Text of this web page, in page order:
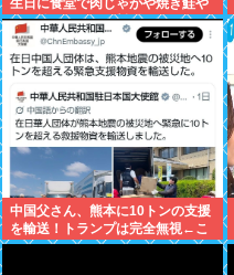
生日に食堂で肉じゃがや焼き鮭や
玉子焼きなど一品料理をオジサン
みたいに食べる
中国父さん、熊本に10トンの支援
を輸送！トランプは完全無視←こ
れ